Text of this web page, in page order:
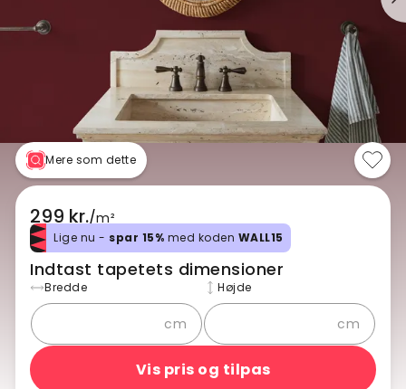
Mere som dette
299 kr./m²
Lige nu - spar 15% med koden WALL15
Indtast tapetets dimensioner
Bredde
cm
Højde
cm
Vis pris og tilpas